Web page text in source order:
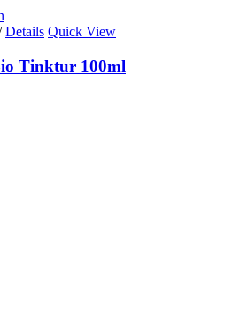
Details Quick View
Tinktur 100ml